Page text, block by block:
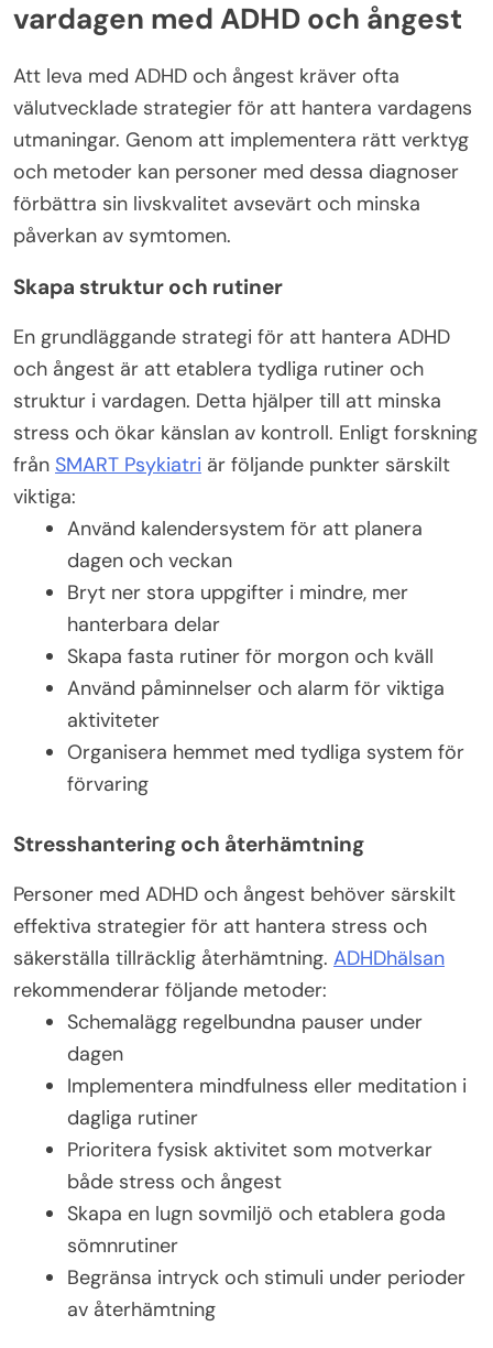
vardagen med ADHD och ångest
Att leva med ADHD och ångest kräver ofta
välutvecklade strategier för att hantera vardagens
utmaningar. Genom att implementera rätt verktyg
och metoder kan personer med dessa diagnoser
förbättra sin livskvalitet avsevärt och minska
påverkan av symtomen.
Skapa struktur och rutiner
En grundläggande strategi för att hantera ADHD
och ångest är att etablera tydliga rutiner och
struktur i vardagen. Detta hjälper till att minska
stress och ökar känslan av kontroll. Enligt forskning
från SMART Psykiatri är följande punkter särskilt
viktiga:
Använd kalendersystem för att planera
dagen och veckan
Bryt ner stora uppgifter i mindre, mer
hanterbara delar
Skapa fasta rutiner för morgon och kväll
Använd påminnelser och alarm för viktiga
aktiviteter
Organisera hemmet med tydliga system för
förvaring
Stresshantering och återhämtning
Personer med ADHD och ångest behöver särskilt
effektiva strategier för att hantera stress och
säkerställa tillräcklig återhämtning. ADHDhälsan
rekommenderar följande metoder:
Schemalägg regelbundna pauser under
dagen
Implementera mindfulness eller meditation i
dagliga rutiner
Prioritera fysisk aktivitet som motverkar
både stress och ångest
Skapa en lugn sovmiljö och etablera goda
sömnrutiner
Begränsa intryck och stimuli under perioder
av återhämtning